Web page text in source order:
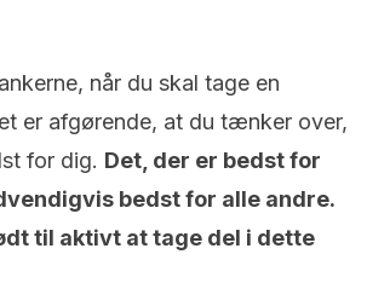
når du skal tage en
er afgørende, at du tænker over,
for dig. Det, der er bedst for
bedst for alle andre.
til aktivt at tage del i dette